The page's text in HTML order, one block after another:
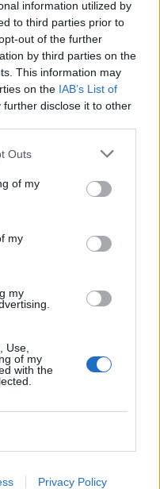
information utilized by
to third parties prior to
out of the further
by third parties on the
This information may
on the IAB’s List of
further disclose it to other
Outs
of my
my
my
Use,
of my
with the
Privacy Policy
2 GW σε Πολωνία και
στο Sofia South Ring